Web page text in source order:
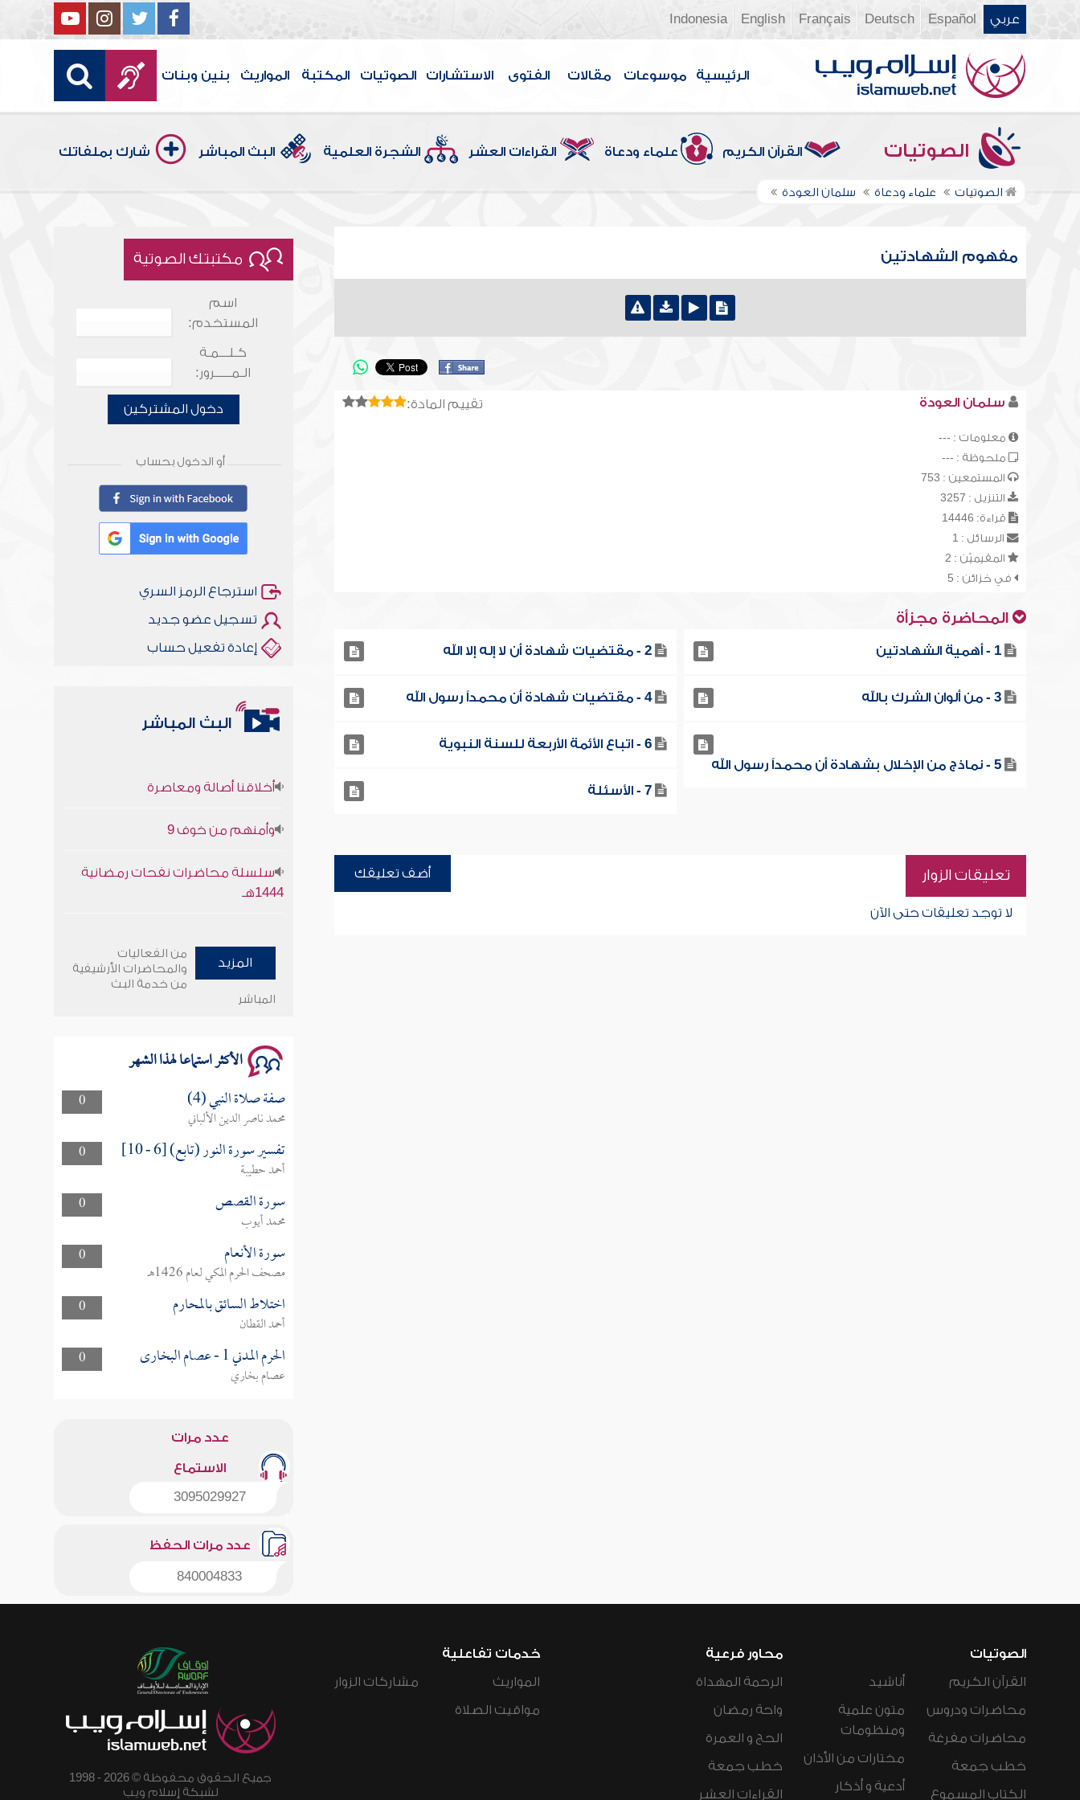
عربي Español
Deutsch
Français
English
Indonesia
الرئيسية موسوعات مقالات الفتوى الاستشارات الصوتيات المكتبة المواريث بنين وبنات
الصوتيات القرآن الكريم علماء ودعاة القراءات العشر الشجرة العلمية البث المباشر شارك بملفاتك
الصوتيات علماء ودعاة سلمان العودة
مفهوم الشهادتين
تقييم المادة: سلمان العودة
معلومات : ---
ملحوظة : ---
المستمعين : 753
التنزيل : 3257
قراءة: 14446
الرسائل : 1
المقيميّن : 2
في خزائن : 5
المحاضرة مجزأة
1 - أهمية الشهادتين 2 - مقتضيات شهادة أن لا إله إلا الله
3 - من ألوان الشرك بالله 4 - مقتضيات شهادة أن محمداً رسول الله
5 - نماذج من الإخلال بشهادة أن محمداً رسول الله
6 - اتباع الأئمة الأربعة للسنة النبوية
7 - الأسئلة
تعليقات الزوار أضف تعليقك
لا توجد تعليقات حتى الآن
مكتبتك الصوتية
اسم
المستخدم:
كـلـــمـة
الـمـــــرور:
دخول المشتركين
أو الدخول بحساب
استرجاع الرمز السري
تسجيل عضو جديد
إعادة تفعيل حساب
البث المباشر
1444هـ
وأمنهم من خوف 9
سلسلة محاضرات نفحات رمضانية
المزيد
من الفعاليات
والمحاضرات الأرشيفية
من خدمة البث
المباشر
الأكثر استماعا لهذا الشهر
0 صفة صلاة النبي (4)
محمد ناصر الدين الألباني
0
تفسير سورة النور (تابع) [6 - 10]
أحمد حطيبة
0
سورة القصص
محمد أيوب
0
سورة الأنعام
مصحف الحرم المكي لعام 1426هـ
0
اختلاط السائق بالمحارم
أحمد القطان
0
الحرم المدني 1 - عصام البخارى
عصام بخاري
عدد مرات
الاستماع
3095029927
عدد مرات الحفظ
840004833
الصوتيات
القرآن الكريم
محاضرات ودروس
محاضرات مفرغة
خطب جمعة
الكتاب المسموع
أناشيد
متون علمية
ومنظومات
مختارات من الأذان
أدعية و أذكار
محاور فرعية
الرحمة المهداة
واحة رمضان
الحج و العمرة
خطب جمعة
القراءات العشر
خدمات تفاعلية
المواريث
مواقيت الصلاة
مشاركات الزوار
جميع الحقوق محفوظة © 2026 - 1998
لشبكة إسلام ويب